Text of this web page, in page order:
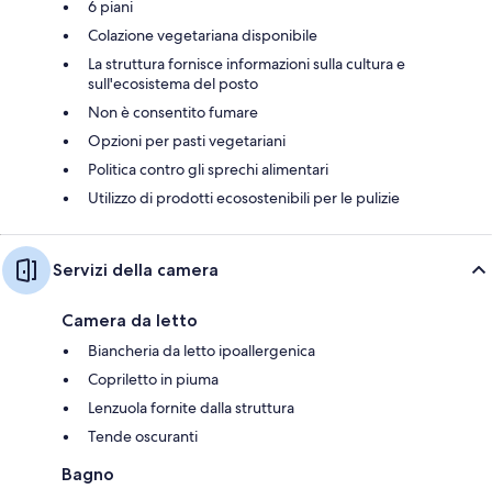
6 piani
Colazione vegetariana disponibile
La struttura fornisce informazioni sulla cultura e
sull'ecosistema del posto
Non è consentito fumare
Opzioni per pasti vegetariani
Politica contro gli sprechi alimentari
Utilizzo di prodotti ecosostenibili per le pulizie
Servizi della camera
Camera da letto
Biancheria da letto ipoallergenica
Copriletto in piuma
Lenzuola fornite dalla struttura
Tende oscuranti
Bagno